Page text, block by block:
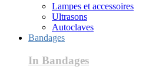
Lampes et accessoires
Ultrasons
Autoclaves
Bandages
In Bandages